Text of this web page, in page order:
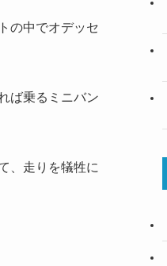
の中でオデッセ
ば乗るミニバン
、走りを犠牲に